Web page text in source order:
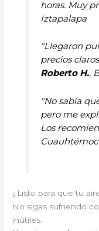
horas. Muy
Iztapalapa
“Llegaron
precios
Roberto H.,
“No sabía
pero me
Los
Cuauhtémoc
¿Listo para que tu
No sigas sufriendo
inútiles.